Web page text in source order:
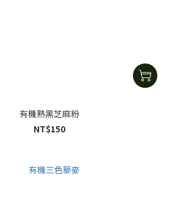
有機熟黑芝麻粉
NT$150